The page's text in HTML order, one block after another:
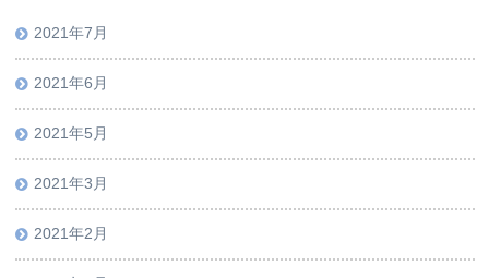
2021年7月
2021年6月
2021年5月
2021年3月
2021年2月